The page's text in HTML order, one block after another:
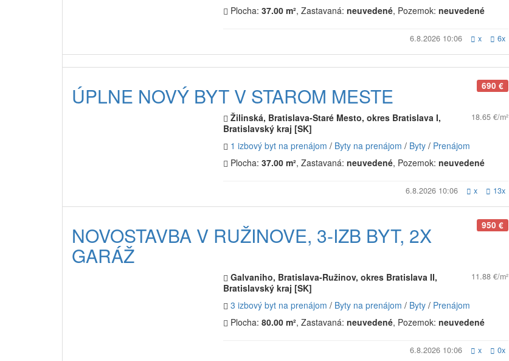
Plocha:37.00 m², Zastavaná:neuvedené, Pozemok:neuvedené
6.8.2026 10:06 x 6x
ÚPLNE NOVÝ BYT V STAROM MESTE 690 €
Žilinská, Bratislava-Staré Mesto, okres Bratislava I,
Bratislavský kraj [SK]
18.65 €/m²
1 izbový byt na prenájom / Byty na prenájom / Byty / Prenájom
Plocha:37.00 m², Zastavaná:neuvedené, Pozemok:neuvedené
6.8.2026 10:06 x 13x
NOVOSTAVBA V RUŽINOVE, 3-IZB BYT, 2X
GARÁŽ
950 €
Galvaniho, Bratislava-Ružinov, okres Bratislava II,
Bratislavský kraj [SK]
11.88 €/m²
3 izbový byt na prenájom / Byty na prenájom / Byty / Prenájom
Plocha:80.00 m², Zastavaná:neuvedené, Pozemok:neuvedené
6.8.2026 10:06 x 0x